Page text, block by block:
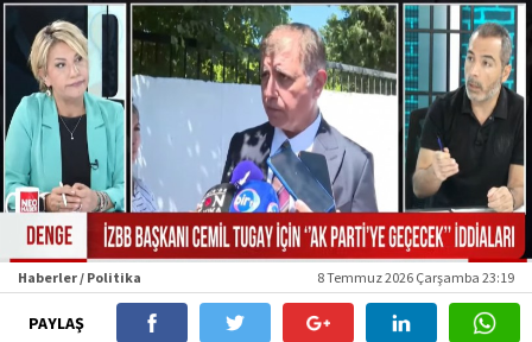
Haberler / Politika 8 Temmuz 2026 Çarşamba 23:19
PAYLAŞ